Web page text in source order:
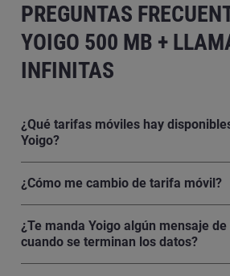
PREGUNTAS
YOIGO 500 MB +
INFINITAS
¿Qué tarifas móviles hay
Yoigo?
¿Cómo me cambio de tarifa móvil?
¿Te manda Yoigo algún mensaje
cuando se terminan los datos?